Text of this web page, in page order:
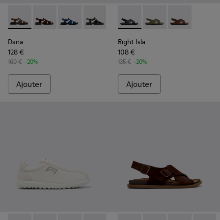
Dana - K201489-010 - Sandales en cuir marron Pour femme.
Dana - K201489-012
Dana - K201489-011
Dana - K201489-001
Dana
128 €
160 € -20%
Ajouter
Right Isla - K201926-005 -
Right Isla - K201926-
Right Isla -
Right Isla
108 €
135 € -20%
Ajouter